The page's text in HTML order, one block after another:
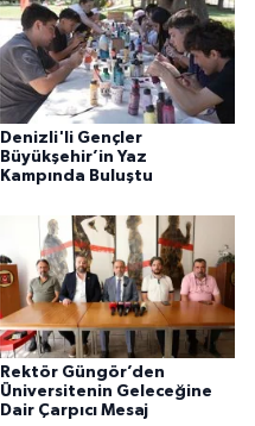
Denizli'li Gençler
Büyükşehir’in Yaz
Kampında Buluştu
Rektör Güngör’den
Üniversitenin Geleceğine
Dair Çarpıcı Mesaj